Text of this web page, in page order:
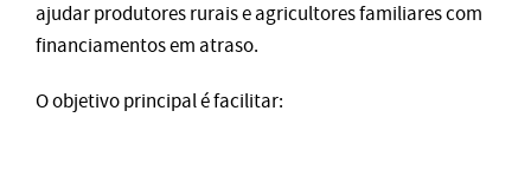
ajudar produtores rurais e agricultores familiares com
financiamentos em atraso.
O objetivo principal é facilitar: